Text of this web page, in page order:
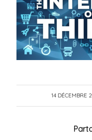
14 DÉCEMBRE
/